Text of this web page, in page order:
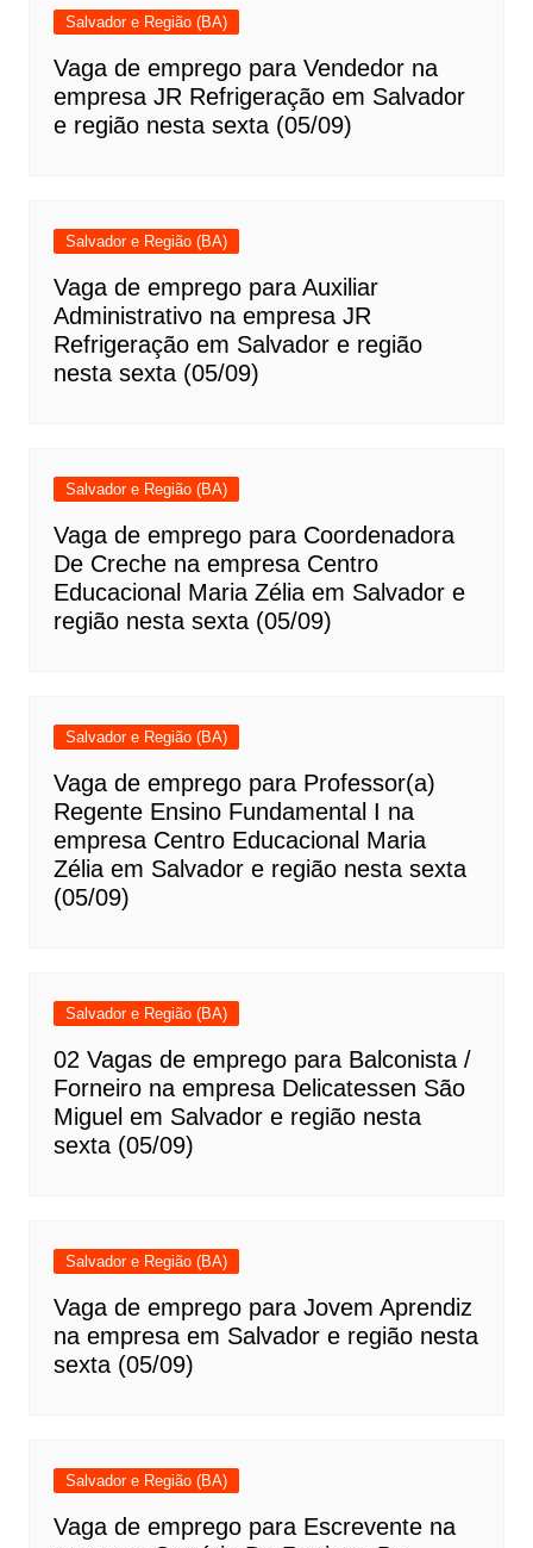
Salvador e Região (BA)
Vaga de emprego para Vendedor na
empresa JR Refrigeração em Salvador
e região nesta sexta (05/09)
Salvador e Região (BA)
Vaga de emprego para Auxiliar
Administrativo na empresa JR
Refrigeração em Salvador e região
nesta sexta (05/09)
Salvador e Região (BA)
Vaga de emprego para Coordenadora
De Creche na empresa Centro
Educacional Maria Zélia em Salvador e
região nesta sexta (05/09)
Salvador e Região (BA)
Vaga de emprego para Professor(a)
Regente Ensino Fundamental I na
empresa Centro Educacional Maria
Zélia em Salvador e região nesta sexta
(05/09)
Salvador e Região (BA)
02 Vagas de emprego para Balconista /
Forneiro na empresa Delicatessen São
Miguel em Salvador e região nesta
sexta (05/09)
Salvador e Região (BA)
Vaga de emprego para Jovem Aprendiz
na empresa em Salvador e região nesta
sexta (05/09)
Salvador e Região (BA)
Vaga de emprego para Escrevente na